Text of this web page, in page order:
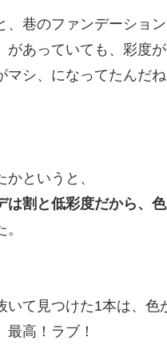
、巷のファンデーショ
があっていても、彩度
マシ、になってたんだね
というと、
は割と低彩度だから、
いて見つけた1本は、
最高！ラブ！